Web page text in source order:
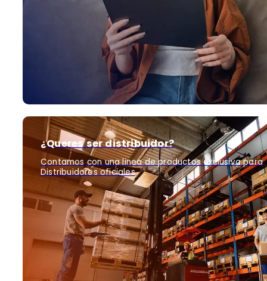
¿Queres ser distribuidor?
Contamos con una linea de productos exclusiva para
Distribuidores oficiales